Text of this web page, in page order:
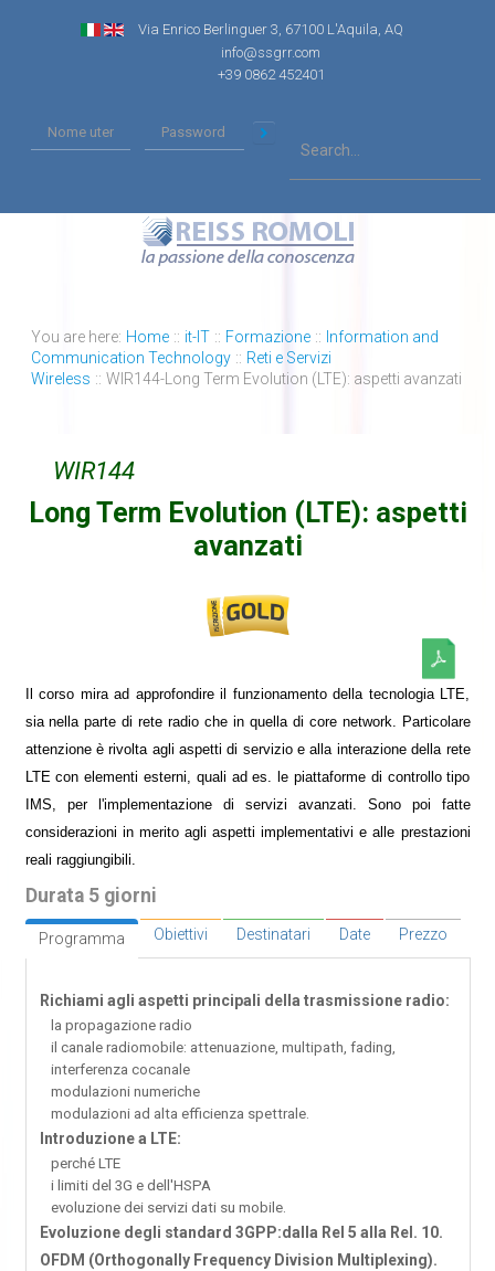
Via Enrico Berlinguer 3, 67100 L'Aquila, AQ
info@ssgrr.com
+39 0862 452401
You are here: Home :: it-IT :: Formazione :: Information and
Communication Technology :: Reti e Servizi
Wireless :: WIR144-Long Term Evolution (LTE): aspetti avanzati
WIR144
Long Term Evolution (LTE): aspetti
avanzati
Il corso mira ad approfondire il funzionamento della tecnologia LTE,
sia nella parte di rete radio che in quella di core network. Particolare
attenzione è rivolta agli aspetti di servizio e alla interazione della rete
LTE con elementi esterni, quali ad es. le piattaforme di controllo tipo
IMS, per l'implementazione di servizi avanzati. Sono poi fatte
considerazioni in merito agli aspetti implementativi e alle prestazioni
reali raggiungibili.
Durata 5 giorni
Programma Obiettivi Destinatari Date Prezzo
Richiami agli aspetti principali della trasmissione radio:
la propagazione radio
il canale radiomobile: attenuazione, multipath, fading,
interferenza cocanale
modulazioni numeriche
modulazioni ad alta efficienza spettrale.
Introduzione a LTE:
perché LTE
i limiti del 3G e dell'HSPA
evoluzione dei servizi dati su mobile.
Evoluzione degli standard 3GPP:dalla Rel 5 alla Rel. 10.
OFDM (Orthogonally Frequency Division Multiplexing).